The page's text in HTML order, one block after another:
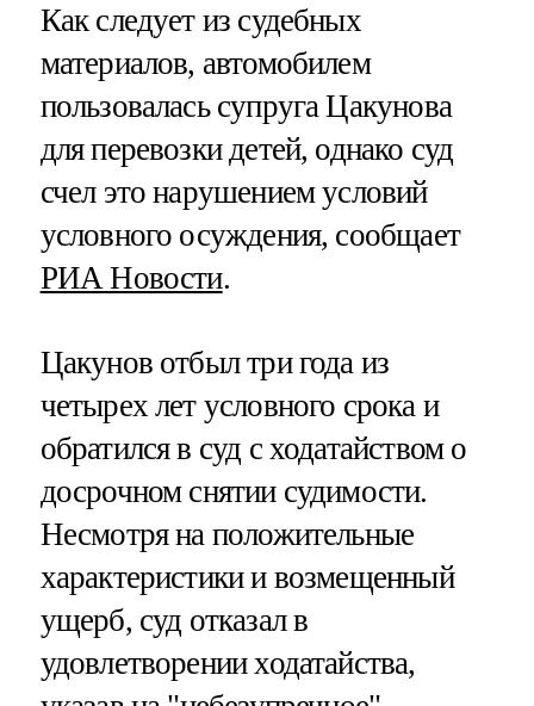
Как следует из судебных
материалов, автомобилем
пользовалась супруга Цакунова
для перевозки детей, однако суд
счел это нарушением условий
условного осуждения, сообщает
РИА Новости.
Цакунов отбыл три года из
четырех лет условного срока и
обратился в суд с ходатайством о
досрочном снятии судимости.
Несмотря на положительные
характеристики и возмещенный
ущерб, суд отказал в
удовлетворении ходатайства,